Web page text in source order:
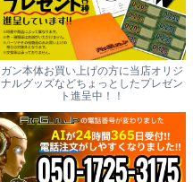
ガン本体お買い上げの方に当店オリジ
ナルグッズなどちょっとしたプレゼン
ト進呈中！！